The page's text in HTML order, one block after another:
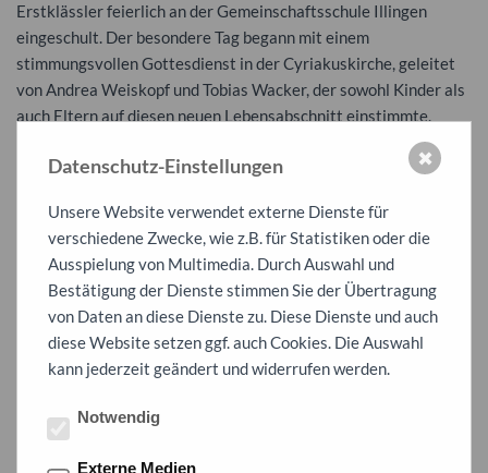
Erstklässler feierlich an der Gemeinschaftsschule Illingen
eingeschult. Der besondere Tag begann mit einem
stimmungsvollen Gottesdienst in der Cyriakuskirche, geleitet
von Andrea Weiskopf und Tobias Wacker, der sowohl Kinder als
auch Eltern auf diesen neuen Lebensabschnitt einstimmte.
Im Anschluss versammelten sich alle in der Stromberghalle, wo
der offizielle Teil der Einschulung stattfand. Schulleiter Herr
Vlahos begrüßte die neuen Schülerinnen und Schüler herzlich,
ebenso wie Vertreter des Fördervereins und Bürgermeister
Armin Pioch die mit ihren Worten die Bedeutung dieses
besonderen Moments unterstrichen.
Ein Höhepunkt der Feier war das mitreißende Musical „Der
Löwe, der nicht schreiben konnte“, das von den Viertklässlern
mit viel Engagement und Begeisterung aufgeführt wurde.
Klassenzimmer betreten und ihre erste Unterrichtsstunde
Datenschutz-Einstellungen
Unsere Website verwendet externe Dienste für
verschiedene Zwecke, wie z.B. für Statistiken oder die
Ausspielung von Multimedia. Durch Auswahl und
Bestätigung der Dienste stimmen Sie der Übertragung
von Daten an diese Dienste zu. Diese Dienste und auch
diese Website setzen ggf. auch Cookies. Die Auswahl
kann jederzeit geändert und widerrufen werden.
Notwendig
Externe Medien
✖